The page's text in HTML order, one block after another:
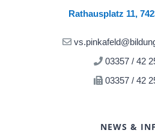
Rathausplatz 11,
03357 / 42
03357 / 42
NEWS &